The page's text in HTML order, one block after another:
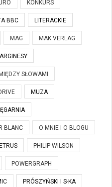
KONKURS
BBC LITERACKIE
MAG MAK VERLAG
SŁOWAMI
MUZA
BLANC O MNIE I O BLOGU
PHILIP WILSON
POWERGRAPH
PRÓSZYŃSKI I S-KA